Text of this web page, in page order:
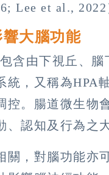
Lee et al., 2022
大腦功能
含由下視丘、
統，又稱為HPA
。腸道微生物
認知及行為之
關，對腦功能亦